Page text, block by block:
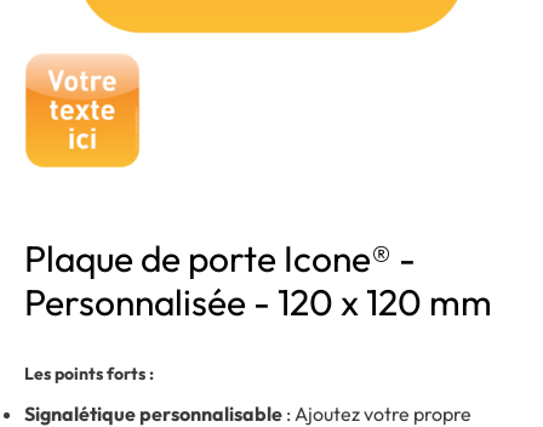
Plaque de porte Icone® -
Personnalisée - 120 x 120 mm
Les points forts :
Signalétique personnalisable : Ajoutez votre propre